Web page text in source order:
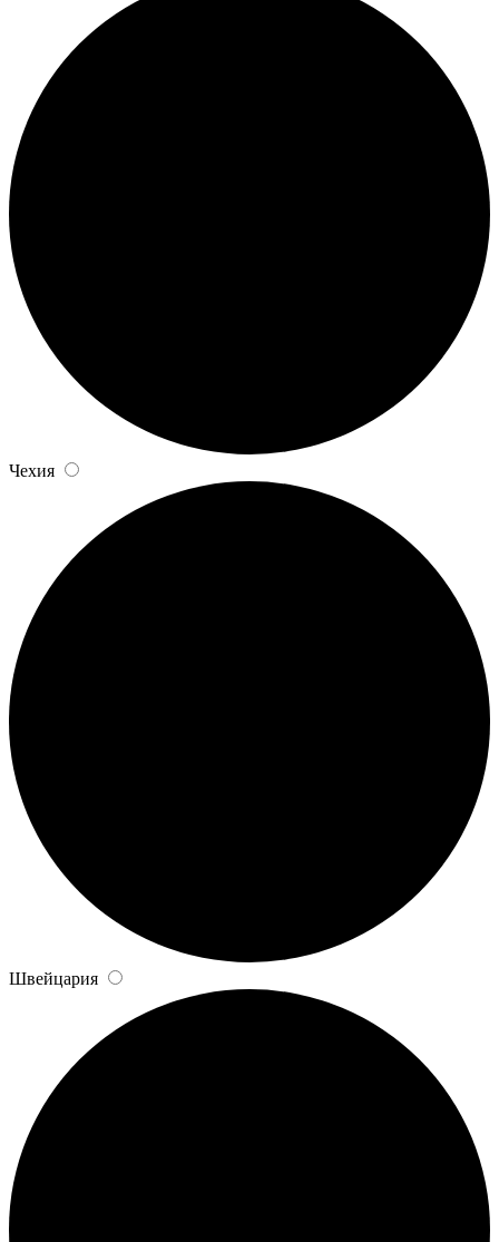
Чехия
Швейцария